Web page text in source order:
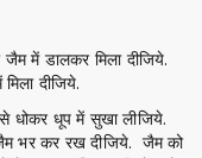
में डालकर मिला दीजिये.
दीजिये.
धोकर धूप में सुखा लीजिये.
भर कर रख दीजिये. जैम को